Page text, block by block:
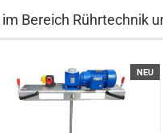
Bereich Rührtechnik
NEU